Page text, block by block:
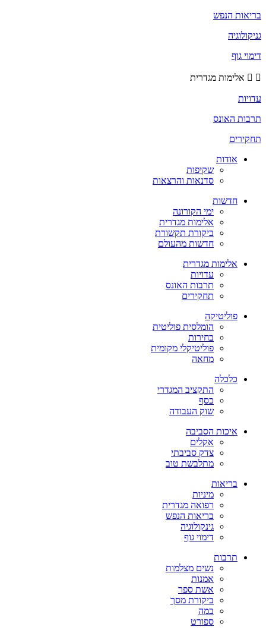
בריאות הנפש
גניקולוגיה
דימוי גוף
אלימות מגדרית
עדויות
תרבות האונס
תחקירים
אודות
שקיפות
סדנאות והרצאות
חדשות
ימי הקורונה
אלימות מגדרית
ביקורת תקשורת
חדשות מהעולם
אלימות מגדרית
עדויות
תרבות האונס
תחקירים
פוליטיקה
הומלסית פוליטית
בחירות
פוליטיקלי מקומית
מחאה
כלכלה
התקציב המגדרי
כסף
שוק העבודה
איכות הסביבה
אקלים
צדק סביבתי
מתלבשת טוב
בריאות
מיניות
רפואה מגדרית
בריאות הנפש
גינקולוגיה
דימוי גוף
תרבות
נשים מצלמות
אמנות
אשת ספר
ביקורת מסך
במה
ספורט